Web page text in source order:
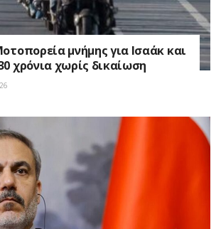
μνήμης για Ισαάκ και
χρόνια χωρίς δικαίωση